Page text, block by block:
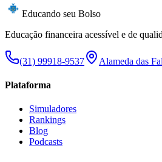
Educando seu Bolso
Educação financeira acessível e de
(31) 99918-9537 Alameda das
Plataforma
Simuladores
Rankings
Blog
Podcasts